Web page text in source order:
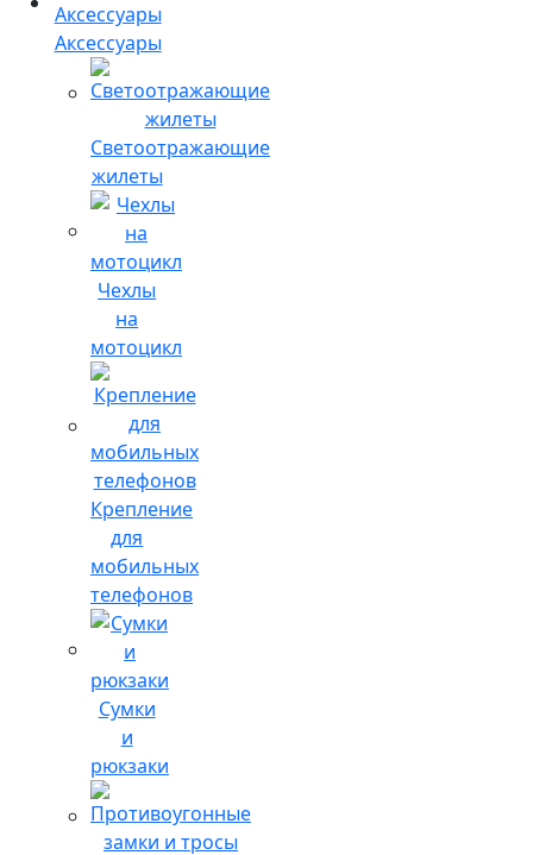
Аксессуары
Светоотражающие
жилеты
Чехлы
на
мотоцикл
Крепление
для
мобильных
телефонов
Сумки
и
рюкзаки